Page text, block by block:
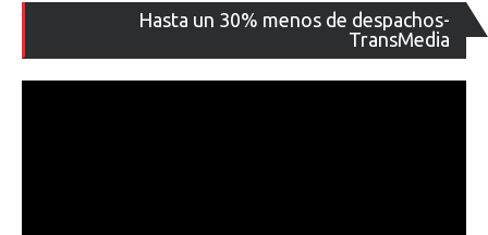
Hasta un 30% menos de despachos-
TransMedia
de